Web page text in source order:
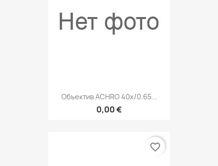
Объектив ACHRO 40x/0.65...
0,00 €
favorite_border